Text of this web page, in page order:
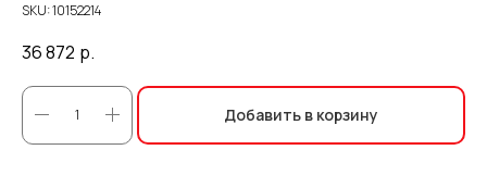
SKU:10152214
36 872 р.
Добавить в корзину